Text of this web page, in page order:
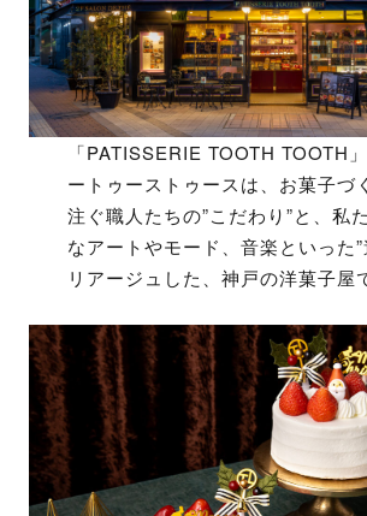
「PATISSERIE TOOTH TOOTH
ートゥーストゥースは、お菓子づ
注ぐ職人たちの”こだわり”と、私
なアートやモード、音楽といった”
リアージュした、神戸の洋菓子屋